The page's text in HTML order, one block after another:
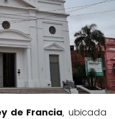
de Francia, ubicada